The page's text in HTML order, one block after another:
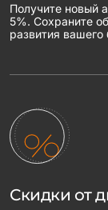
Получите новый
5%. Сохраните
развития вашего
Скидки от